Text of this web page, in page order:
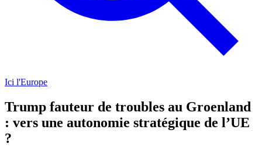
Ici l'Europe
Trump fauteur de troubles au Groenland
: vers une autonomie stratégique de l’UE
?